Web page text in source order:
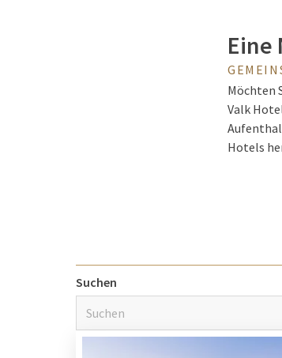
Eine
Möchten
Valk
Hotels
des
Suchen